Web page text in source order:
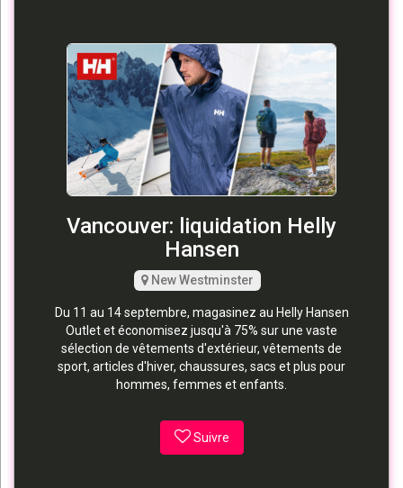
Vancouver: liquidation Helly
Hansen
New Westminster
Du 11 au 14 septembre, magasinez au Helly Hansen
Outlet et économisez jusqu'à 75% sur une vaste
sélection de vêtements d'extérieur, vêtements de
sport, articles d'hiver, chaussures, sacs et plus pour
hommes, femmes et enfants.
Suivre